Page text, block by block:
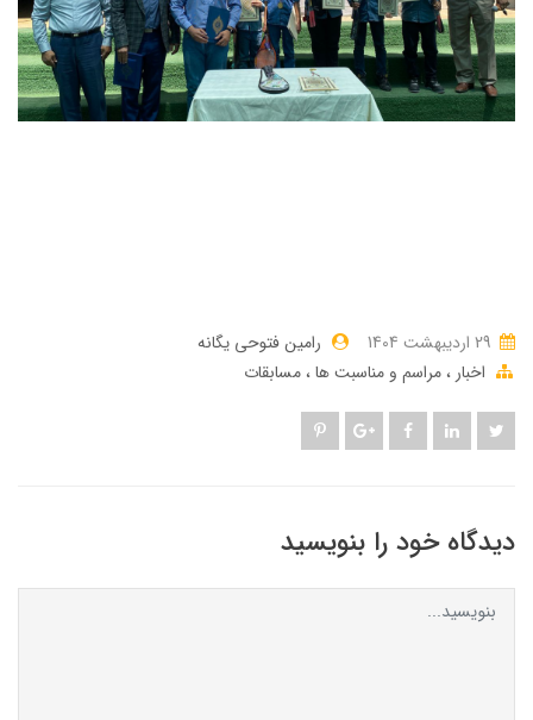
رامین فتوحی یگانه
اخبار مراسم و مناسبت ها مسابقات
دیدگاه خود را بنویسید